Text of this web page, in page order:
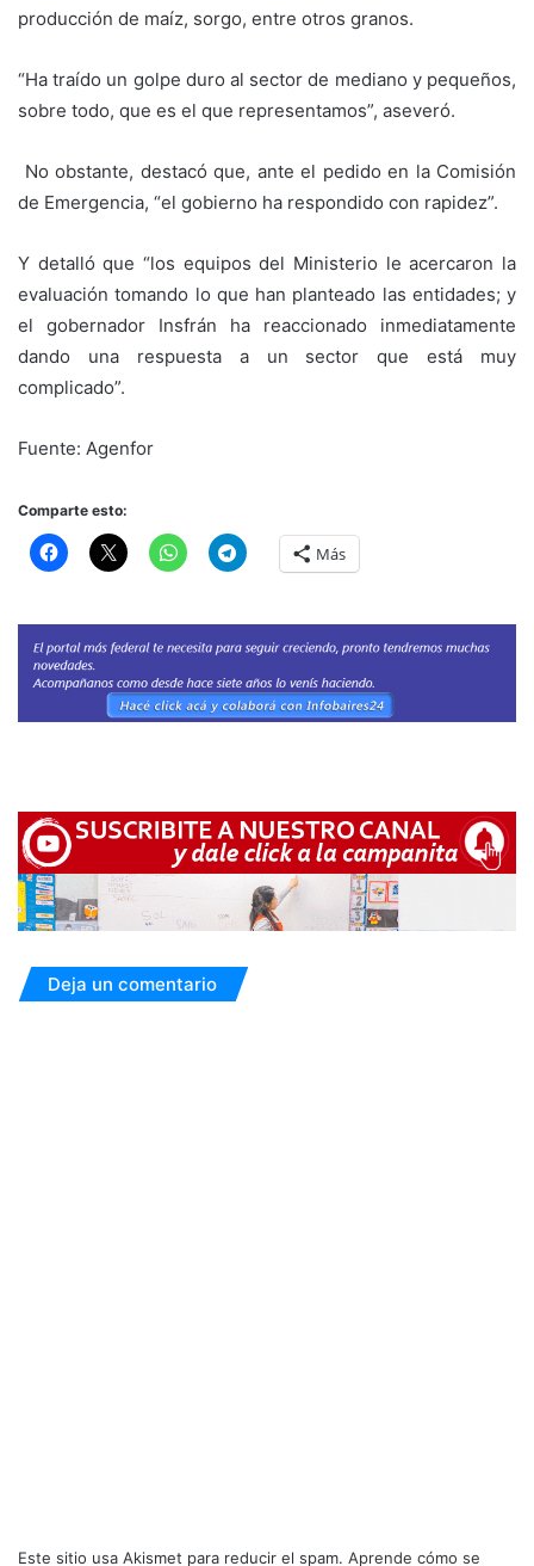
producción de maíz, sorgo, entre otros granos.
“Ha traído un golpe duro al sector de mediano y pequeños,
sobre todo, que es el que representamos”, aseveró.
No obstante, destacó que, ante el pedido en la Comisión
de Emergencia, “el gobierno ha respondido con rapidez”.
Y detalló que “los equipos del Ministerio le acercaron la
evaluación tomando lo que han planteado las entidades; y
el gobernador Insfrán ha reaccionado inmediatamente
dando una respuesta a un sector que está muy
complicado”.
Fuente: Agenfor
Comparte esto:
Más
Deja un comentario
Este sitio usa Akismet para reducir el spam. Aprende cómo se